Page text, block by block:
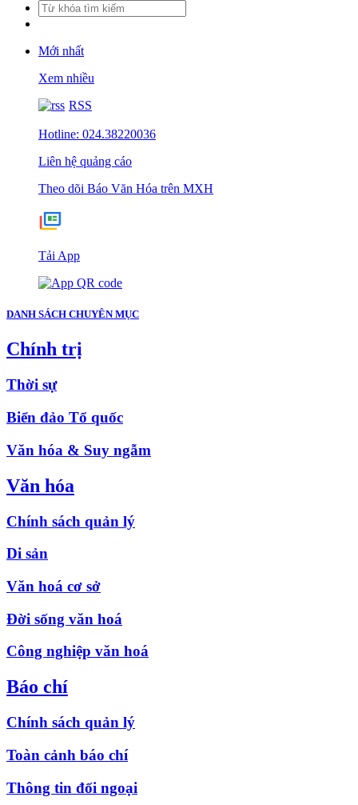
Mới nhất
Xem nhiều
RSS
Hotline: 024.38220036
Liên hệ quảng cáo
Theo dõi Báo Văn Hóa trên MXH
Tải App
DANH SÁCH CHUYÊN MỤC
Chính trị
Thời sự
Biển đảo Tổ quốc
Văn hóa & Suy ngẫm
Văn hóa
Chính sách quản lý
Di sản
Văn hoá cơ sở
Đời sống văn hoá
Công nghiệp văn hoá
Báo chí
Chính sách quản lý
Toàn cảnh báo chí
Thông tin đối ngoại